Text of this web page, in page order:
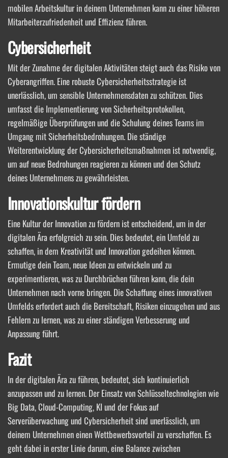
mobilen Arbeitskultur in deinem Unternehmen kann zu einer höheren
Mitarbeiterzufriedenheit und Effizienz führen.
Cybersicherheit
Mit der Zunahme der digitalen Aktivitäten steigt auch das Risiko von
Cyberangriffen. Eine robuste Cybersicherheitsstrategie ist
unerlässlich, um sensible Unternehmensdaten zu schützen. Dies
umfasst die Implementierung von Sicherheitsprotokollen,
regelmäßige Überprüfungen und die Schulung deines Teams im
Umgang mit Sicherheitsbedrohungen. Die ständige
Weiterentwicklung der Cybersicherheitsmaßnahmen ist notwendig,
um auf neue Bedrohungen reagieren zu können und den Schutz
deines Unternehmens zu gewährleisten.
Innovationskultur fördern
Eine Kultur der Innovation zu fördern ist entscheidend, um in der
digitalen Ära erfolgreich zu sein. Dies bedeutet, ein Umfeld zu
schaffen, in dem Kreativität und Innovation gedeihen können.
Ermutige dein Team, neue Ideen zu entwickeln und zu
experimentieren, was zu Durchbrüchen führen kann, die dein
Unternehmen nach vorne bringen. Die Schaffung eines innovativen
Umfelds erfordert auch die Bereitschaft, Risiken einzugehen und aus
Fehlern zu lernen, was zu einer ständigen Verbesserung und
Anpassung führt.
Fazit
In der digitalen Ära zu führen, bedeutet, sich kontinuierlich
anzupassen und zu lernen. Der Einsatz von Schlüsseltechnologien wie
Big Data, Cloud-Computing, KI und der Fokus auf
Serverüberwachung und Cybersicherheit sind unerlässlich, um
deinem Unternehmen einen Wettbewerbsvorteil zu verschaffen. Es
geht dabei in erster Linie darum, eine Balance zwischen